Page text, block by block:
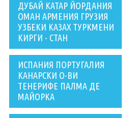
ДУБАЙ КАТАР ЙОРДАНИЯ
ОМАН АРМЕНИЯ ГРУЗИЯ
УЗБЕКИ КАЗАХ ТУРКМЕНИ
КИРГИ - СТАН
ИСПАНИЯ ПОРТУГАЛИЯ
КАНАРСКИ О-ВИ
ТЕНЕРИФЕ ПАЛМА ДЕ
МАЙОРКА